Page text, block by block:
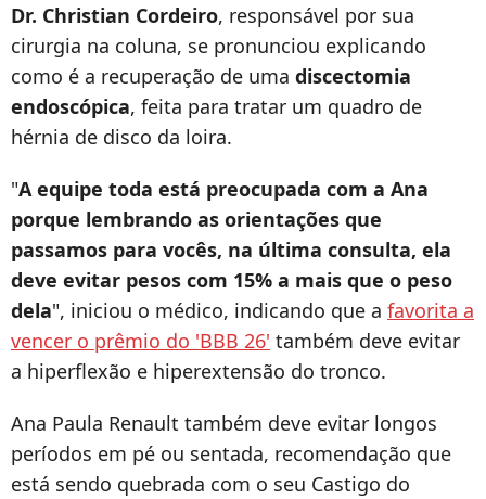
Dr. Christian Cordeiro, responsável por sua
cirurgia na coluna, se pronunciou explicando
como é a recuperação de uma discectomia
endoscópica, feita para tratar um quadro de
hérnia de disco da loira.
"A equipe toda está preocupada com a Ana
porque lembrando as orientações que
passamos para vocês, na última consulta, ela
deve evitar pesos com 15% a mais que o peso
dela", iniciou o médico, indicando que a favorita a
vencer o prêmio do 'BBB 26' também deve evitar
a hiperflexão e hiperextensão do tronco.
Ana Paula Renault também deve evitar longos
períodos em pé ou sentada, recomendação que
está sendo quebrada com o seu Castigo do